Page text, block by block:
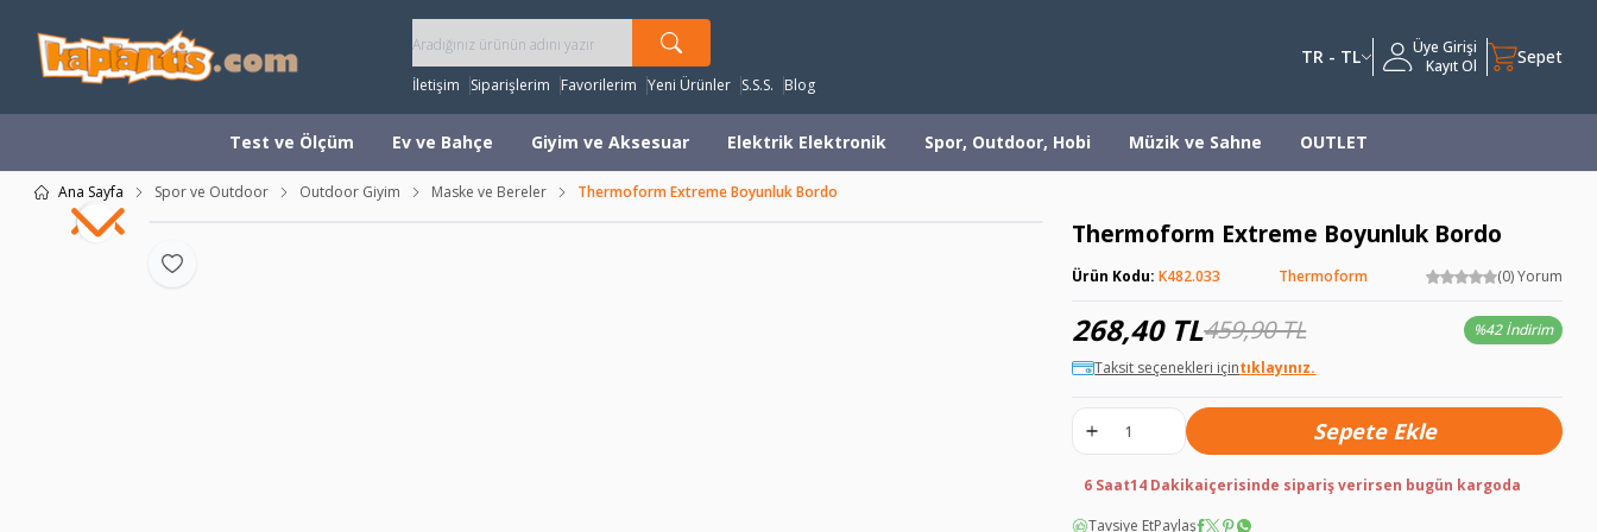
İletişim Siparişlerim Favorilerim Yeni Ürünler S.S.S. Blog
TR - TL
Üye Girişi
Kayıt Ol
Sepet
Test ve Ölçüm Ev ve Bahçe Giyim ve Aksesuar Elektrik Elektronik Spor, Outdoor, Hobi Müzik ve Sahne OUTLET
Ana Sayfa Spor ve Outdoor Outdoor Giyim Maske ve Bereler Thermoform Extreme Boyunluk Bordo
Favoriye Ekle
Thermoform Extreme Boyunluk Bordo
Ürün Kodu:K482.033 Thermoform (0) Yorum
459,90TL
268,40TL %42 İndirim
Taksit seçenekleri içintıklayınız.
Sepete Ekle
6 Saat14 Dakikaiçerisinde sipariş verirsen bugün kargoda
Tavsiye EtPaylaş